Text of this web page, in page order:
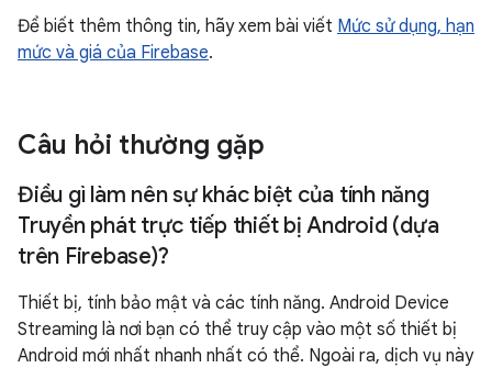
Để biết thêm thông tin, hãy xem bài viết Mức sử dụng, hạn
mức và giá của Firebase.
Câu hỏi thường gặp
Điều gì làm nên sự khác biệt của tính năng
Truyền phát trực tiếp thiết bị Android (dựa
trên Firebase)?
Thiết bị, tính bảo mật và các tính năng. Android Device
Streaming là nơi bạn có thể truy cập vào một số thiết bị
Android mới nhất nhanh nhất có thể. Ngoài ra, dịch vụ này